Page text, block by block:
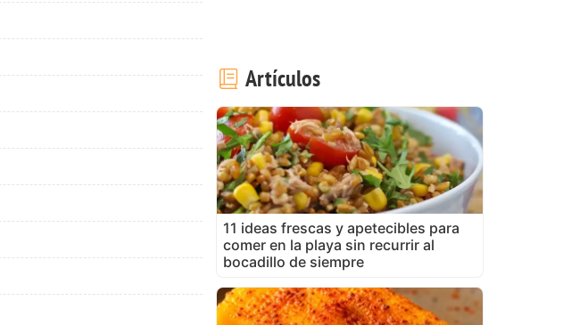
Artículos
11 ideas frescas y apetecibles para
comer en la playa sin recurrir al
bocadillo de siempre